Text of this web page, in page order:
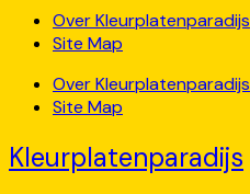
Over Kleurplatenparadijs
Site Map
Over Kleurplatenparadijs
Site Map
Kleurplatenparadijs